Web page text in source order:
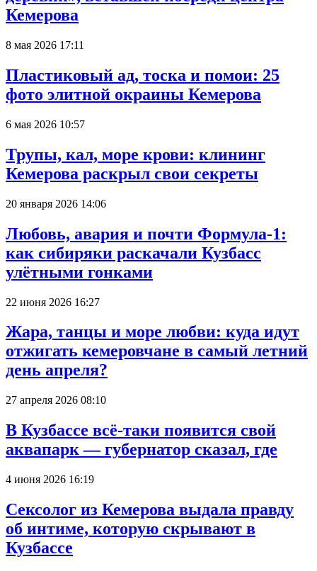
Кемерова
8 мая 2026 17:11
Пластиковый ад, тоска и помои: 25
фото элитной окраины Кемерова
6 мая 2026 10:57
Трупы, кал, море крови: клининг
Кемерова раскрыл свои секреты
20 января 2026 14:06
Любовь, авария и почти Формула-1:
как сибиряки раскачали Кузбасс
улётными гонками
22 июня 2026 16:27
Жара, танцы и море любви: куда идут
отжигать кемеровчане в самый летний
день апреля?
27 апреля 2026 08:10
В Кузбассе всё-таки появится свой
аквапарк — губернатор сказал, где
4 июня 2026 16:19
Сексолог из Кемерова выдала правду
об интиме, которую скрывают в
Кузбассе